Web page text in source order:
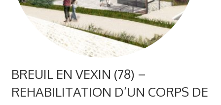
BREUIL EN VEXIN (78) –
REHABILITATION D’UN CORPS DE